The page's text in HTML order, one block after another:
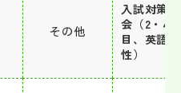
その他
入試対策
会（2・4
目、英語
性）